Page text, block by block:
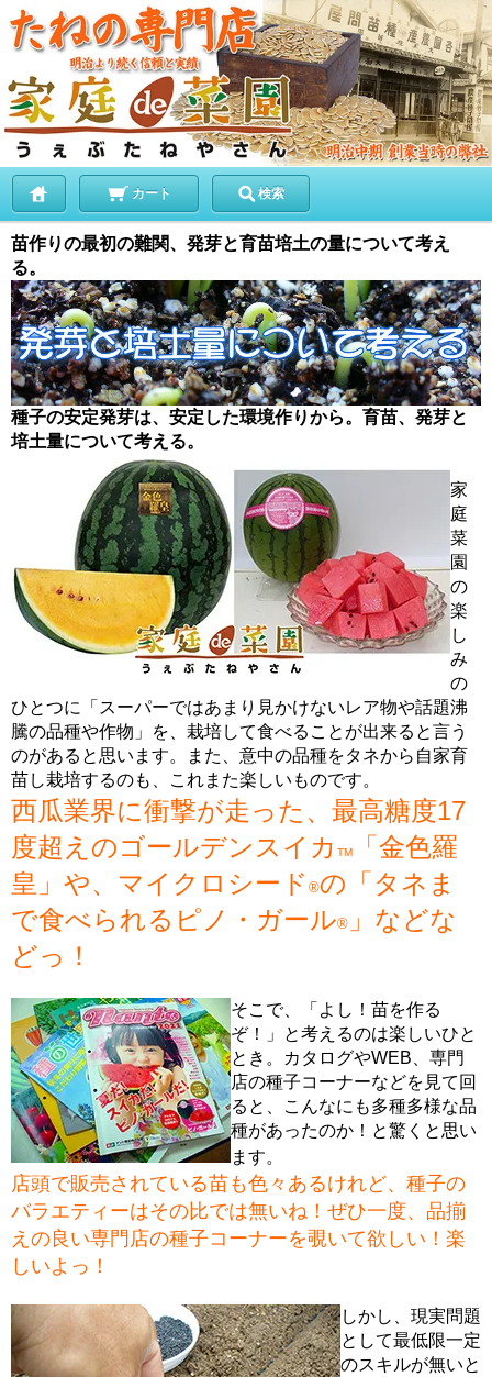
カート 検索
苗作りの最初の難関、発芽と育苗培土の量について考え
る。
種子の安定発芽は、安定した環境作りから。育苗、発芽と
培土量について考える。
家
庭
菜
園
の
楽
し
み
の
ひとつに「スーパーではあまり見かけないレア物や話題沸
騰の品種や作物」を、栽培して食べることが出来ると言う
のがあると思います。また、意中の品種をタネから自家育
苗し栽培するのも、これまた楽しいものです。
西瓜業界に衝撃が走った、最高糖度17
度超えのゴールデンスイカ TM
「金色羅
皇」や、マイクロシード ®の「タネま
で食べられるピノ・ガール® 」などな
どっ！
そこで、「よし！苗を作る
ぞ！」と考えるのは楽しいひと
とき。カタログやWEB、専門
店の種子コーナーなどを見て回
ると、こんなにも多種多様な品
種があったのか！と驚くと思い
ます。
店頭で販売されている苗も色々あるけれど、種子の
バラエティーはその比では無いね！ぜひ一度、品揃
えの良い専門店の種子コーナーを覗いて欲しい！楽
しいよっ！
しかし、現実問題
として最低限一定
のスキルが無いと